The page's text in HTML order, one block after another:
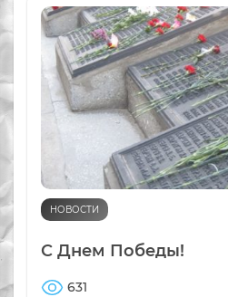
НОВОСТИ
С Днем Победы!
631